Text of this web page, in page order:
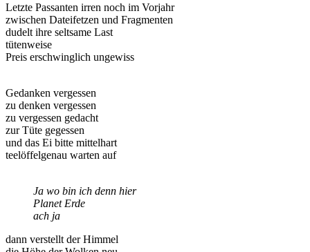
Letzte Passanten irren noch im Vorjahr
zwischen Dateifetzen und Fragmenten
dudelt ihre seltsame Last
tütenweise
Preis erschwinglich ungewiss
Gedanken vergessen
zu denken vergessen
zu vergessen gedacht
zur Tüte gegessen
und das Ei bitte mittelhart
teelöffelgenau warten auf
Ja wo bin ich denn hier
Planet Erde
ach ja
dann verstellt der Himmel